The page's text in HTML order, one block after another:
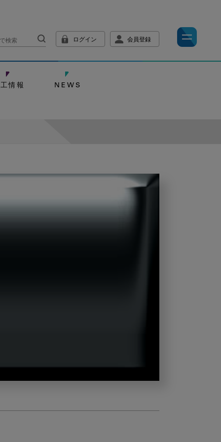
ログイン 会員登録
情報 NEWS